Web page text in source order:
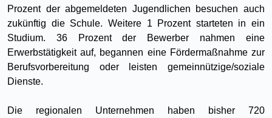
Prozent der abgemeldeten Jugendlichen besuchen auch
zukünftig die Schule. Weitere 1 Prozent starteten in ein
Studium. 36 Prozent der Bewerber nahmen eine
Erwerbstätigkeit auf, begannen eine Fördermaßnahme zur
Berufsvorbereitung oder leisten gemeinnützige/soziale
Dienste.
Die regionalen Unternehmen haben bisher 720